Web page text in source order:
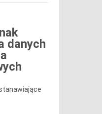
danych